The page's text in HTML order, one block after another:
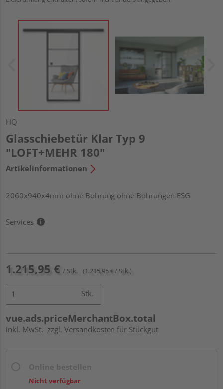
HQ
Glasschiebetür Klar Typ 9
"LOFT+MEHR 180"
Artikelinformationen
2060x940x4mm ohne Bohrung ohne Bohrungen ESG
Services
1.215,95 € / Stk. (1.215,95 € / Stk.)
Stk.
vue.ads.priceMerchantBox.total
inkl. MwSt. zzgl. Versandkosten für Stückgut
Nicht verfügbar